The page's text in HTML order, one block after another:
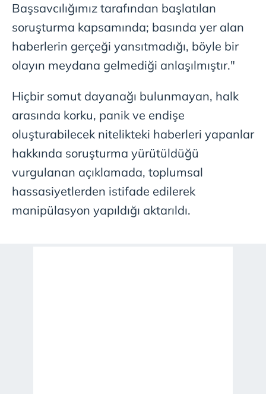
Başsavcılığımız tarafından başlatılan
soruşturma kapsamında; basında yer alan
haberlerin gerçeği yansıtmadığı, böyle bir
olayın meydana gelmediği anlaşılmıştır."
Hiçbir somut dayanağı bulunmayan, halk
arasında korku, panik ve endişe
oluşturabilecek nitelikteki haberleri yapanlar
hakkında soruşturma yürütüldüğü
vurgulanan açıklamada, toplumsal
hassasiyetlerden istifade edilerek
manipülasyon yapıldığı aktarıldı.